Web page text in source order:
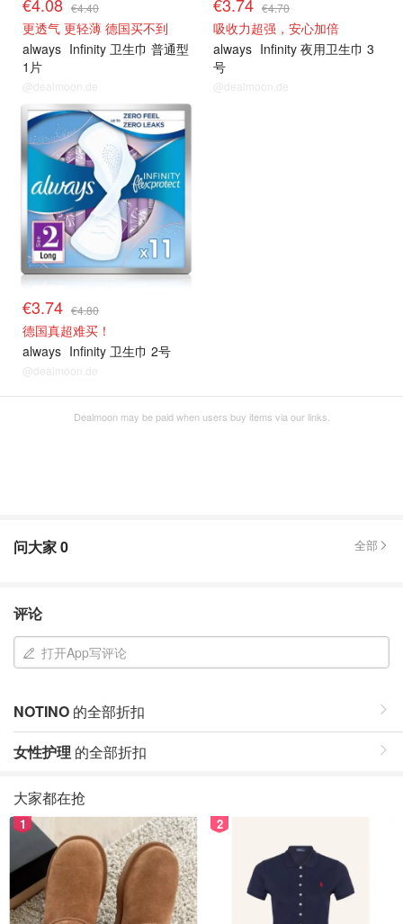
€4.40
更透气 更轻薄 德国买不到
always Infinity 卫生巾 普通型
1片
@dealmoon.de
€4.70
吸收力超强，安心加倍
always Infinity 夜用卫生巾 3
号
@dealmoon.de
€3.74 €4.80
德国真超难买！
always Infinity 卫生巾 2号
@dealmoon.de
Dealmoon may be paid when users buy items via our links.
问大家0 全部
评论
打开App写评论
NOTINO 的全部折扣
女性护理 的全部折扣
大家都在抢
1 2